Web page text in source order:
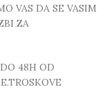
VAS DA SE VASIM
ZA
48H OD